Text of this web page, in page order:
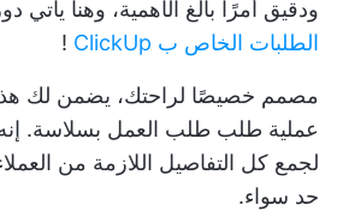
ودقيق أمرًا بالغ الأهمية، وهنا يأتي
الطلبات الخاص ب ClickUp
!
مصمم خصيصًا لراحتك، يضمن لك هذا
عملية طلب طلب العمل بسلاسة.
لجمع كل التفاصيل اللازمة من
حد سواء.